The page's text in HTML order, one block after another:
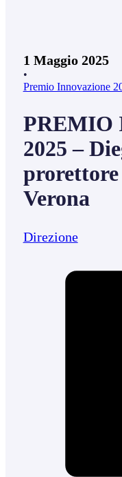
1 Maggio 2025
•
Premio Innovazione
PREMIO
2025 –
Verona
Direzione